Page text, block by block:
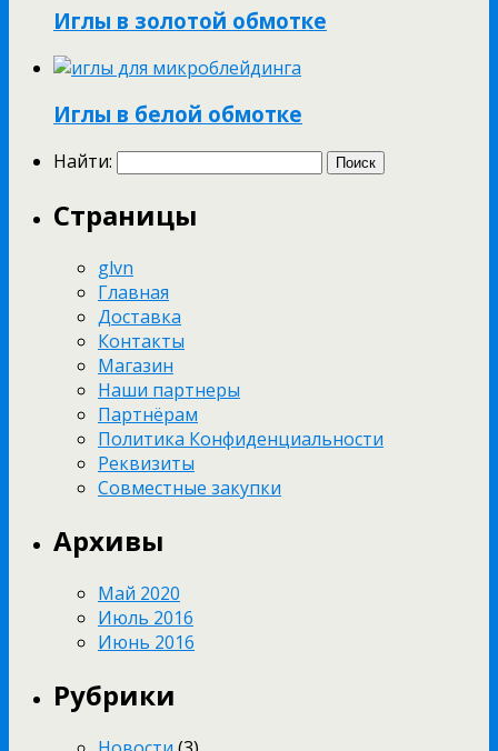
Иглы в золотой обмотке
Иглы в белой обмотке
Найти:
Страницы
glvn
Главная
Доставка
Контакты
Магазин
Наши партнеры
Партнёрам
Политика Конфиденциальности
Реквизиты
Совместные закупки
Архивы
Май 2020
Июль 2016
Июнь 2016
Рубрики